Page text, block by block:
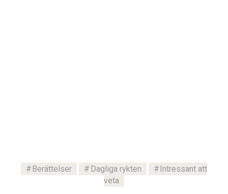
Berättelser Dagliga rykten
Intressant att
veta